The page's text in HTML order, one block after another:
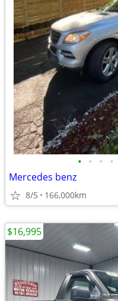
• • • •
Mercedes benz
8/5 166,000km
$16,995